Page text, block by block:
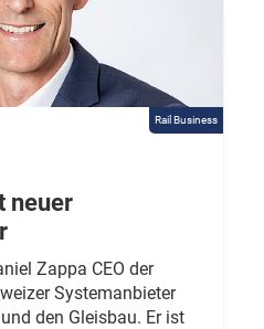
Rail Business
neuer
Zappa CEO der
Systemanbieter
den Gleisbau. Er ist